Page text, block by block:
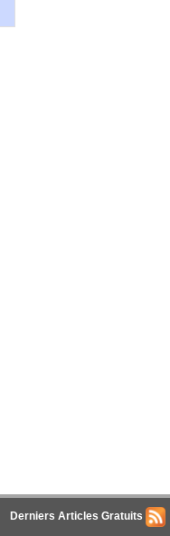
Derniers Articles Gratuits